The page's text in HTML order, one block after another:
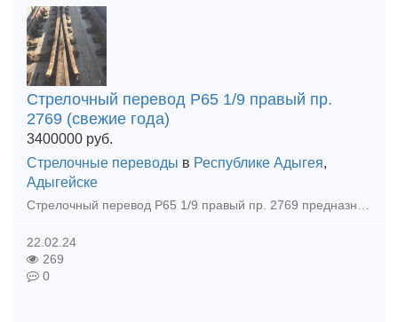
Стрелочный перевод Р65 1/9 правый пр.
2769 (свежие года)
3400000 руб.
Стрелочные переводы в Республике Адыгея,
Адыгейске
Стрелочный перевод Р65 1/9 правый пр. 2769 предназначен для перевода подвижного состава с одного железнодорожного пути на другой под углом 1/9 вправо. Используется на станциях, в парках и на участках
22.02.24
269
0